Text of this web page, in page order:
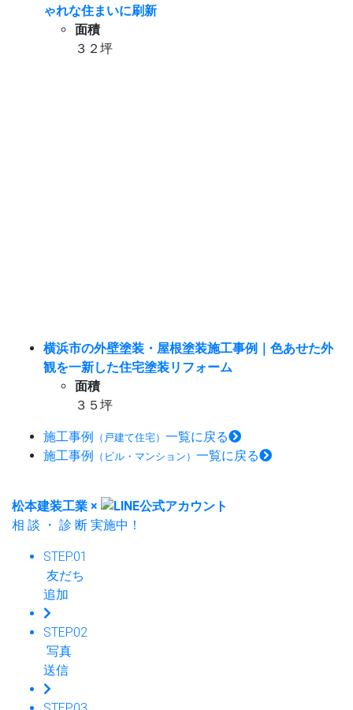
ゃれな住まいに刷新
面積
３２坪
横浜市の外壁塗装・屋根塗装施工事例｜色あせた外
観を一新した住宅塗装リフォーム
面積
３５坪
施工事例 （戸建て住宅） 一覧に戻る
施工事例 （ビル・マンション） 一覧に戻る
松本建装工業 ×
相 談 ・ 診 断 実施中！
STEP.01
友だち
追加
STEP.02
写真
送信